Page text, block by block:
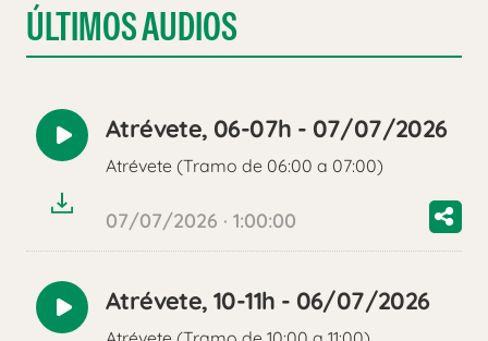
ÚLTIMOS AUDIOS
Reproducir
audio
Atrévete, 06-07h - 07/07/2026
Atrévete (Tramo de 06:00 a 07:00)
07/07/2026 · 1:00:00
Reproducir
Atrévete, 10-11h - 06/07/2026